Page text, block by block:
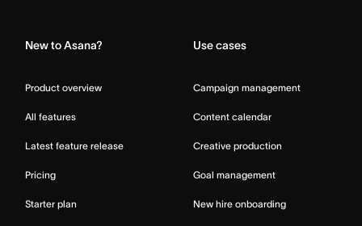
New to Asana?
Product overview
All features
Latest feature release
Pricing
Starter plan
Use cases
Campaign management
Content calendar
Creative production
Goal management
New hire onboarding